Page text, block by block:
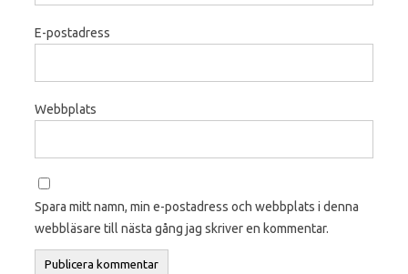
E-postadress
Webbplats
Spara mitt namn, min e-postadress och webbplats i denna
webbläsare till nästa gång jag skriver en kommentar.